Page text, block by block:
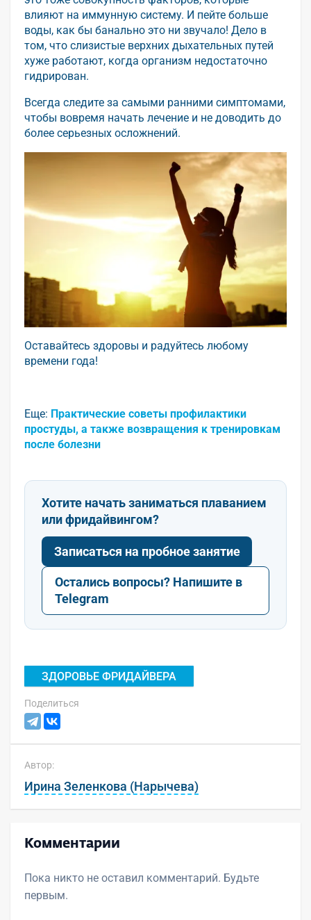
влияют на иммунную систему. И пейте больше
воды, как бы банально это ни звучало! Дело в
том, что слизистые верхних дыхательных путей
хуже работают, когда организм недостаточно
гидрирован.
Всегда следите за самыми ранними симптомами,
чтобы вовремя начать лечение и не доводить до
более серьезных осложнений.
Оставайтесь здоровы и радуйтесь любому
времени года!
Еще: Практические советы профилактики
простуды, а также возвращения к тренировкам
после болезни
Хотите начать заниматься плаванием
или фридайвингом?
Записаться на пробное занятие
Остались вопросы? Напишите в
Telegram
ЗДОРОВЬЕ ФРИДАЙВЕРА
Поделиться
Автор:
Ирина Зеленкова (Нарычева)
Комментарии
Пока никто не оставил комментарий. Будьте
первым.